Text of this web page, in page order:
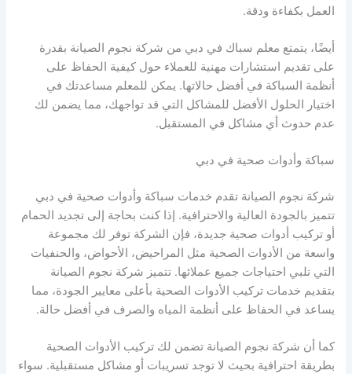
العمل بكفاءة ودقة.
أيضًا، يتمتع معلم سباك في دبي من شركة نجوم الصيانة بقدرة
على تقديم استشارات مهنية للعملاء حول كيفية الحفاظ على
أنظمة السباكة في أفضل حالاتها. يمكن للمعلم مساعدتك في
اختيار الحلول الأفضل للمشاكل التي قد تواجهك، مما يضمن لك
عدم حدوث أي مشاكل في المستقبل.
سباكة وأدوات صحية في دبي
شركة نجوم الصيانة تقدم خدمات سباكة وأدوات صحية في دبي
تتميز بالجودة العالية والاحترافية. إذا كنت بحاجة إلى تجديد الحمام
أو تركيب أدوات صحية جديدة، فإن الشركة توفر لك مجموعة
واسعة من الأدوات الصحية مثل المراحيض، الأحواض، والحنفيات
التي تلبي احتياجات جميع عملائها. تتميز شركة نجوم الصيانة
بتقديم خدمات تركيب الأدوات الصحية بأعلى معايير الجودة، مما
يساعد في الحفاظ على أنظمة المياه والصرف في أفضل حالة.
كما أن شركة نجوم الصيانة تضمن لك تركيب الأدوات الصحية
بطريقة احترافية بحيث لا توجد تسريبات أو مشاكل مستقبلية. سواء